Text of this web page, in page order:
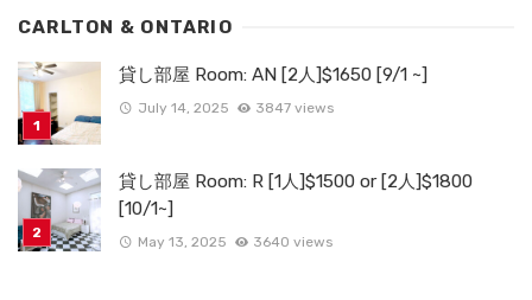
CARLTON & ONTARIO
貸し部屋 Room: AN [2人]$1650 [9/1 ~]
July 14, 2025 3847 views
貸し部屋 Room: R [1人]$1500 or [2人]$1800
[10/1~]
May 13, 2025 3640 views